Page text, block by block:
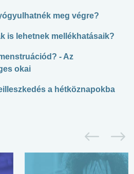
meg végre?
is lehetnek mellékhatásaik?
- Az
okai
a hétköznapokba